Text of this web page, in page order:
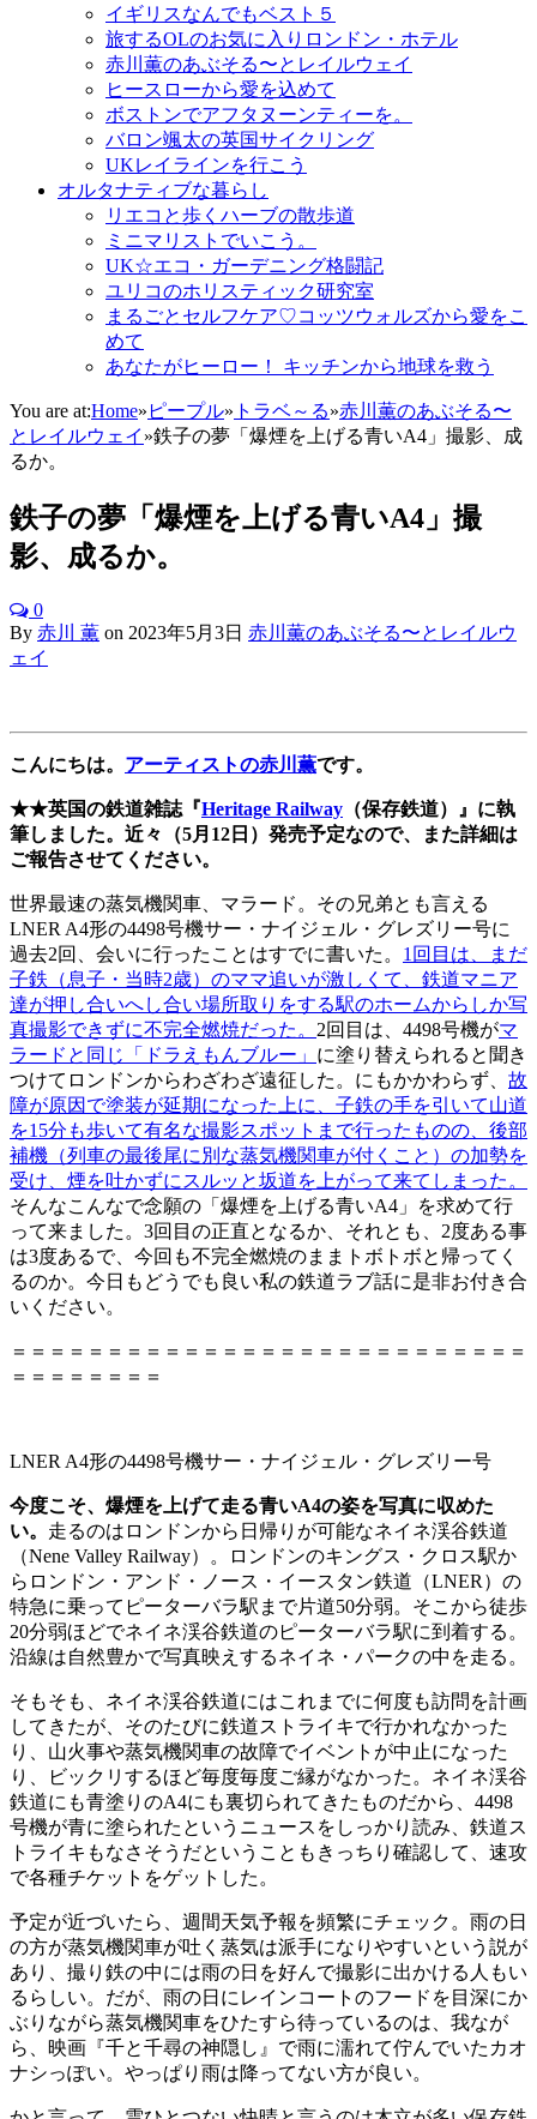
イギリスなんでもベスト５
旅するOLのお気に入りロンドン・ホテル
赤川薫のあぶそる〜とレイルウェイ
ヒースローから愛を込めて
ボストンでアフタヌーンティーを。
バロン颯太の英国サイクリング
UKレイラインを行こう
オルタナティブな暮らし
リエコと歩くハーブの散歩道
ミニマリストでいこう。
UK☆エコ・ガーデニング格闘記
ユリコのホリスティック研究室
まるごとセルフケア♡コッツウォルズから愛をこ
めて
あなたがヒーロー！ キッチンから地球を救う
You are at:Home» ピープル» トラベ～る»赤川薫のあぶそる〜
とレイルウェイ »鉄子の夢「爆煙を上げる青いA4」撮影、成
るか。
鉄子の夢「爆煙を上げる青いA4」撮
影、成るか。
0
By 赤川 薫 on 2023年5月3日 赤川薫のあぶそる〜とレイルウ
ェイ
こんにちは。 アーティストの赤川薫です。
★★英国の鉄道雑誌『Heritage Railway （保存鉄道）』に執
筆しました。近々（5月12日）発売予定なので、また詳細は
ご報告させてください。
世界最速の蒸気機関車、マラード。その兄弟とも言える
LNER A4形の4498号機サー・ナイジェル・グレズリー号に
過去2回、会いに行ったことはすでに書いた。 1回目は、まだ
子鉄（息子・当時2歳）のママ追いが激しくて、鉄道マニア
達が押し合いへし合い場所取りをする駅のホームからしか写
真撮影できずに不完全燃焼だった。 2回目は、4498号機がマ
ラードと同じ「ドラえもんブルー」 に塗り替えられると聞き
つけてロンドンからわざわざ遠征した。にもかかわらず、 故
障が原因で塗装が延期になった上に、子鉄の手を引いて山道
を15分も歩いて有名な撮影スポットまで行ったものの、後部
補機（列車の最後尾に別な蒸気機関車が付くこと）の加勢を
受け、煙を吐かずにスルッと坂道を上がって来てしまった。
そんなこんなで念願の「爆煙を上げる青いA4」を求めて行
って来ました。3回目の正直となるか、それとも、2度ある事
は3度あるで、今回も不完全燃焼のままトボトボと帰ってく
るのか。今日もどうでも良い私の鉄道ラブ話に是非お付き合
いください。
＝＝＝＝＝＝＝＝＝＝＝＝＝＝＝＝＝＝＝＝＝＝＝＝＝＝＝
＝＝＝＝＝＝＝＝
LNER A4形の4498号機サー・ナイジェル・グレズリー号
今度こそ、爆煙を上げて走る青いA4の姿を写真に収めた
い。 走るのはロンドンから日帰りが可能なネイネ渓谷鉄道
（Nene Valley Railway）。ロンドンのキングス・クロス駅か
らロンドン・アンド・ノース・イースタン鉄道（LNER）の
特急に乗ってピーターバラ駅まで片道50分弱。そこから徒歩
20分弱ほどでネイネ渓谷鉄道のピーターバラ駅に到着する。
沿線は自然豊かで写真映えするネイネ・パークの中を走る。
そもそも、ネイネ渓谷鉄道にはこれまでに何度も訪問を計画
してきたが、そのたびに鉄道ストライキで行かれなかった
り、山火事や蒸気機関車の故障でイベントが中止になった
り、ビックリするほど毎度毎度ご縁がなかった。ネイネ渓谷
鉄道にも青塗りのA4にも裏切られてきたものだから、4498
号機が青に塗られたというニュースをしっかり読み、鉄道ス
トライキもなさそうだということもきっちり確認して、速攻
で各種チケットをゲットした。
予定が近づいたら、週間天気予報を頻繁にチェック。雨の日
の方が蒸気機関車が吐く蒸気は派手になりやすいという説が
あり、撮り鉄の中には雨の日を好んで撮影に出かける人もい
るらしい。だが、雨の日にレインコートのフードを目深にか
ぶりながら蒸気機関車をひたすら待っているのは、我なが
ら、映画『千と千尋の神隠し』で雨に濡れて佇んでいたカオ
ナシっぽい。やっぱり雨は降ってない方が良い。